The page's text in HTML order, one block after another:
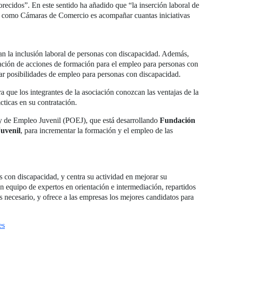
En este sentido ha añadido que “la inserción laboral de
Cámaras de Comercio es acompañar cuantas iniciativas
la inclusión laboral de personas con discapacidad. Además,
de acciones de formación para el empleo para personas con
posibilidades de empleo para personas con discapacidad.
los integrantes de la asociación conozcan las ventajas de la
en su contratación.
Empleo Juvenil (POEJ), que está desarrollando Fundación
, para incrementar la formación y el empleo de las
discapacidad, y centra su actividad en mejorar su
de expertos en orientación e intermediación, repartidos
y ofrece a las empresas los mejores candidatos para